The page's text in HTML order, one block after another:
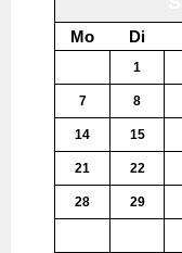
Mo Di
1
7 8
14 15
21 22
28 29